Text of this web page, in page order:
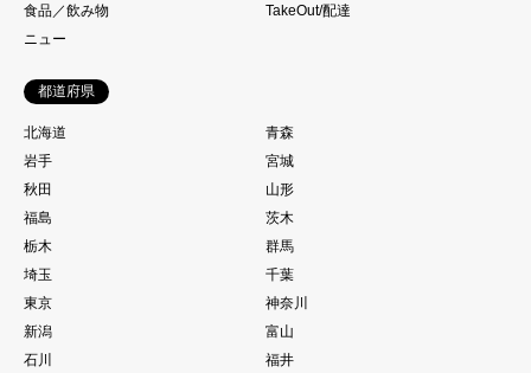
食品／飲み物
TakeOut/配達
ニュー
都道府県
北海道
青森
岩手
宮城
秋田
山形
福島
茨木
栃木
群馬
埼玉
千葉
東京
神奈川
新潟
富山
石川
福井